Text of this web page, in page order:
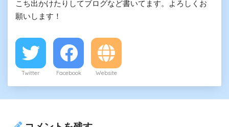
こち出かけたりしてブログなど書いてます。よろしくお
願いします！
Twitter Facebook Website